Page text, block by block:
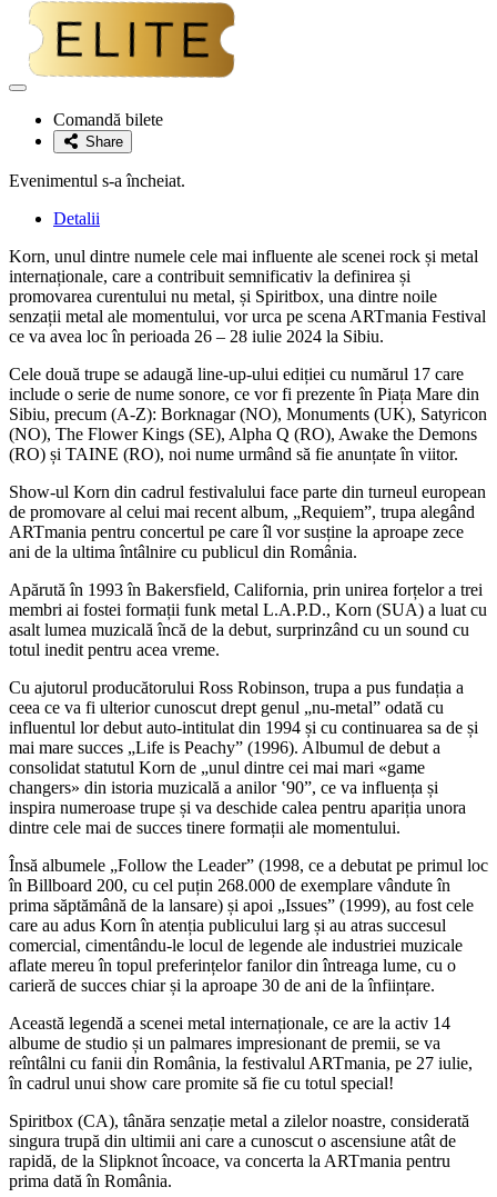
Adaugă
favoriteComandă bilete
Share
Evenimentul s-a încheiat.
Detalii
Korn, unul dintre numele cele mai influente ale scenei rock și metal
internaționale, care a contribuit semnificativ la definirea și
promovarea curentului nu metal, și Spiritbox, una dintre noile
senzații metal ale momentului, vor urca pe scena ARTmania Festival
ce va avea loc în perioada 26 – 28 iulie 2024 la Sibiu.
Cele două trupe se adaugă line-up-ului ediției cu numărul 17 care
include o serie de nume sonore, ce vor fi prezente în Piața Mare din
Sibiu, precum (A-Z): Borknagar (NO), Monuments (UK), Satyricon
(NO), The Flower Kings (SE), Alpha Q (RO), Awake the Demons
(RO) și TAINE (RO), noi nume urmând să fie anunțate în viitor.
Show-ul Korn din cadrul festivalului face parte din turneul european
de promovare al celui mai recent album, „Requiem”, trupa alegând
ARTmania pentru concertul pe care îl vor susține la aproape zece
ani de la ultima întâlnire cu publicul din România.
Apărută în 1993 în Bakersfield, California, prin unirea forțelor a trei
membri ai fostei formații funk metal L.A.P.D., Korn (SUA) a luat cu
asalt lumea muzicală încă de la debut, surprinzând cu un sound cu
totul inedit pentru acea vreme.
Cu ajutorul producătorului Ross Robinson, trupa a pus fundația a
ceea ce va fi ulterior cunoscut drept genul „nu-metal” odată cu
influentul lor debut auto-intitulat din 1994 și cu continuarea sa de și
mai mare succes „Life is Peachy” (1996). Albumul de debut a
consolidat statutul Korn de „unul dintre cei mai mari «game
changers» din istoria muzicală a anilor ‛90”, ce va influența și
inspira numeroase trupe și va deschide calea pentru apariția unora
dintre cele mai de succes tinere formații ale momentului.
Însă albumele „Follow the Leader” (1998, ce a debutat pe primul loc
în Billboard 200, cu cel puțin 268.000 de exemplare vândute în
prima săptămână de la lansare) și apoi „Issues” (1999), au fost cele
care au adus Korn în atenția publicului larg și au atras succesul
comercial, cimentându-le locul de legende ale industriei muzicale
aflate mereu în topul preferințelor fanilor din întreaga lume, cu o
carieră de succes chiar și la aproape 30 de ani de la înființare.
Această legendă a scenei metal internaționale, ce are la activ 14
albume de studio și un palmares impresionant de premii, se va
reîntâlni cu fanii din România, la festivalul ARTmania, pe 27 iulie,
în cadrul unui show care promite să fie cu totul special!
Spiritbox (CA), tânăra senzație metal a zilelor noastre, considerată
singura trupă din ultimii ani care a cunoscut o ascensiune atât de
rapidă, de la Slipknot încoace, va concerta la ARTmania pentru
prima dată în România.